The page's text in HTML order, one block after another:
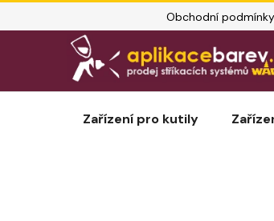
Přejít
Obchodní podmínky
Zařízení pro kutily